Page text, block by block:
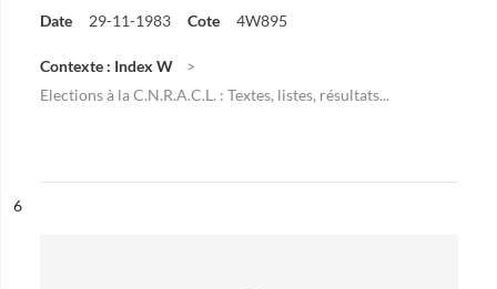
Date 29-11-1983 Cote 4W895
Contexte : Index W
Elections à la C.N.R.A.C.L. : Textes, listes, résultats...
n°
6